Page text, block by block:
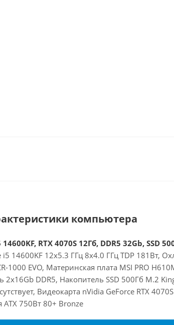
компьютера
RTX 4070S 12Гб, DDR5 32Gb, SSD
i5 14600KF 12x5.3 ГГц 8x4.0 ГГц TDP 181Вт,
1000 EVO, Материнская плата MSI PRO
2x16Gb DDR5, Накопитель SSD 500Гб M.2
Видеокарта nVidia GeForce RTX
750Вт 80+ Bronze